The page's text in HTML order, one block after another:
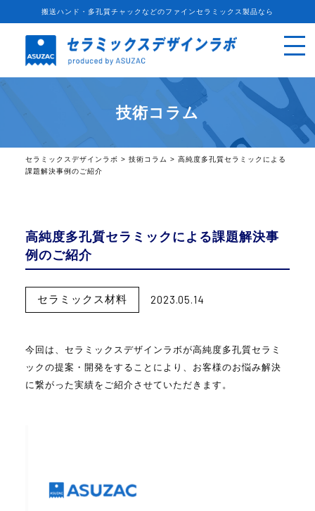
搬送ハンド・多孔質チャックなどのファインセラミックス製品なら
技術コラム
セラミックスデザインラボ > 技術コラム > 高純度多孔質セラミックによる
課題解決事例のご紹介
高純度多孔質セラミックによる課題解決事
例のご紹介
セラミックス材料 2023.05.14
今回は、セラミックスデザインラボが高純度多孔質セラミ
ックの提案・開発をすることにより、お客様のお悩み解決
に繋がった実績をご紹介させていただきます。